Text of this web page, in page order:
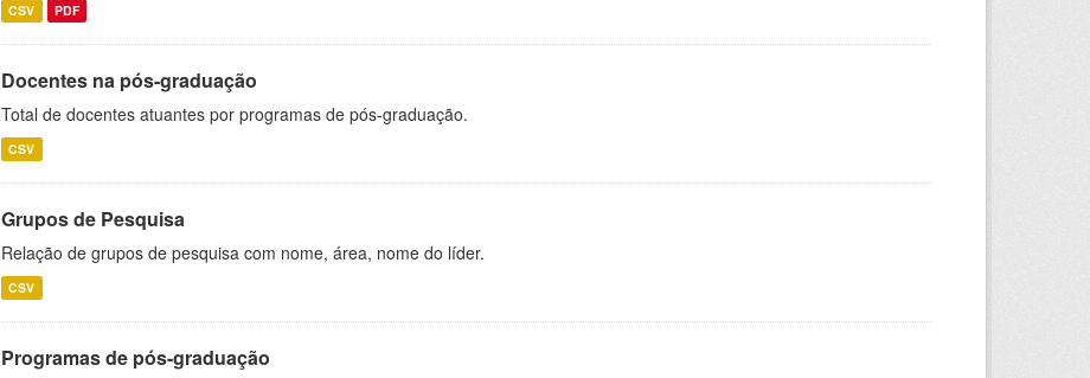
CSV PDF
Docentes na pós-graduação
Total de docentes atuantes por programas de pós-graduação.
CSV
Grupos de Pesquisa
Relação de grupos de pesquisa com nome, área, nome do líder.
CSV
Programas de pós-graduação